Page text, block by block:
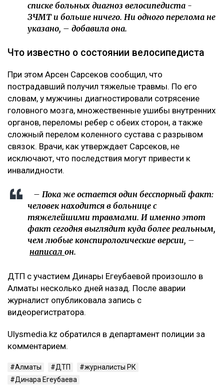
списке больных диагноз велосипедиста -
ЗЧМТ и больше ничего. Ни одного перелома не
указано, – добавила она.
Что известно о состоянии велосипедиста
При этом Арсен Сарсеков сообщил, что
пострадавший получил тяжелые травмы. По его
словам, у мужчины диагностировали сотрясение
головного мозга, множественные ушибы внутренних
органов, переломы ребер с обеих сторон, а также
сложный перелом коленного сустава с разрывом
связок. Врачи, как утверждает Сарсеков, не
исключают, что последствия могут привести к
инвалидности.
– Пока же остается один бесспорный факт:
человек находится в больнице с
тяжелейшими травмами. И именно этот
факт сегодня выглядит куда более реальным,
чем любые конспирологические версии, –
написал он.
ДТП с участием Динары Егеубаевой произошло в
Алматы несколько дней назад. После аварии
журналист опубликовала запись с
видеорегистратора.
Ulysmedia.kz обратился в департамент полиции за
комментарием.
Алматы ДТП
журналисты РК
Динара Егеубаева